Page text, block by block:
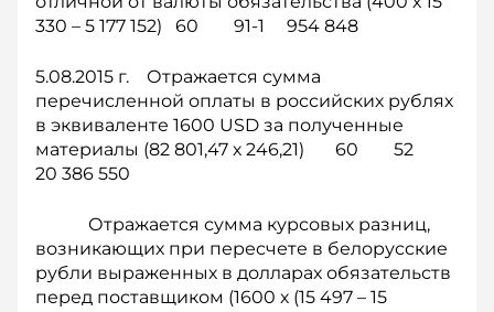
330 – 5 177 152) 60 91-1 954 848
5.08.2015 г. Отражается сумма
перечисленной оплаты в российских рублях
в эквиваленте 1600 USD за полученные
материалы (82 801,47 х 246,21) 60 52
20 386 550
Отражается сумма курсовых разниц,
возникающих при пересчете в белорусские
рубли выраженных в долларах обязательств
перед поставщиком (1600 х (15 497 – 15